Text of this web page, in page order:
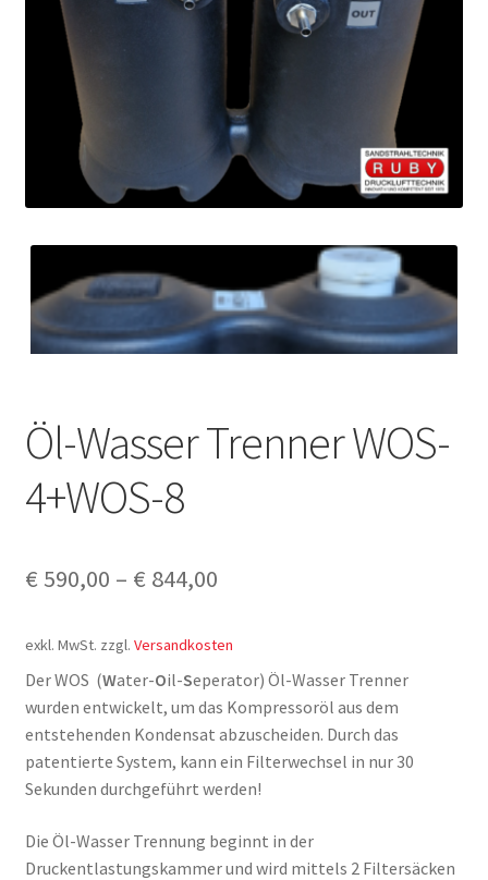
Öl-Wasser Trenner WOS-
4+WOS-8
€ 590,00 – € 844,00
exkl. MwSt. zzgl. Versandkosten
Der WOS (Water-Oil-Seperator) Öl-Wasser Trenner
wurden entwickelt, um das Kompressoröl aus dem
entstehenden Kondensat abzuscheiden. Durch das
patentierte System, kann ein Filterwechsel in nur 30
Sekunden durchgeführt werden!
Die Öl-Wasser Trennung beginnt in der
Druckentlastungskammer und wird mittels 2 Filtersäcken